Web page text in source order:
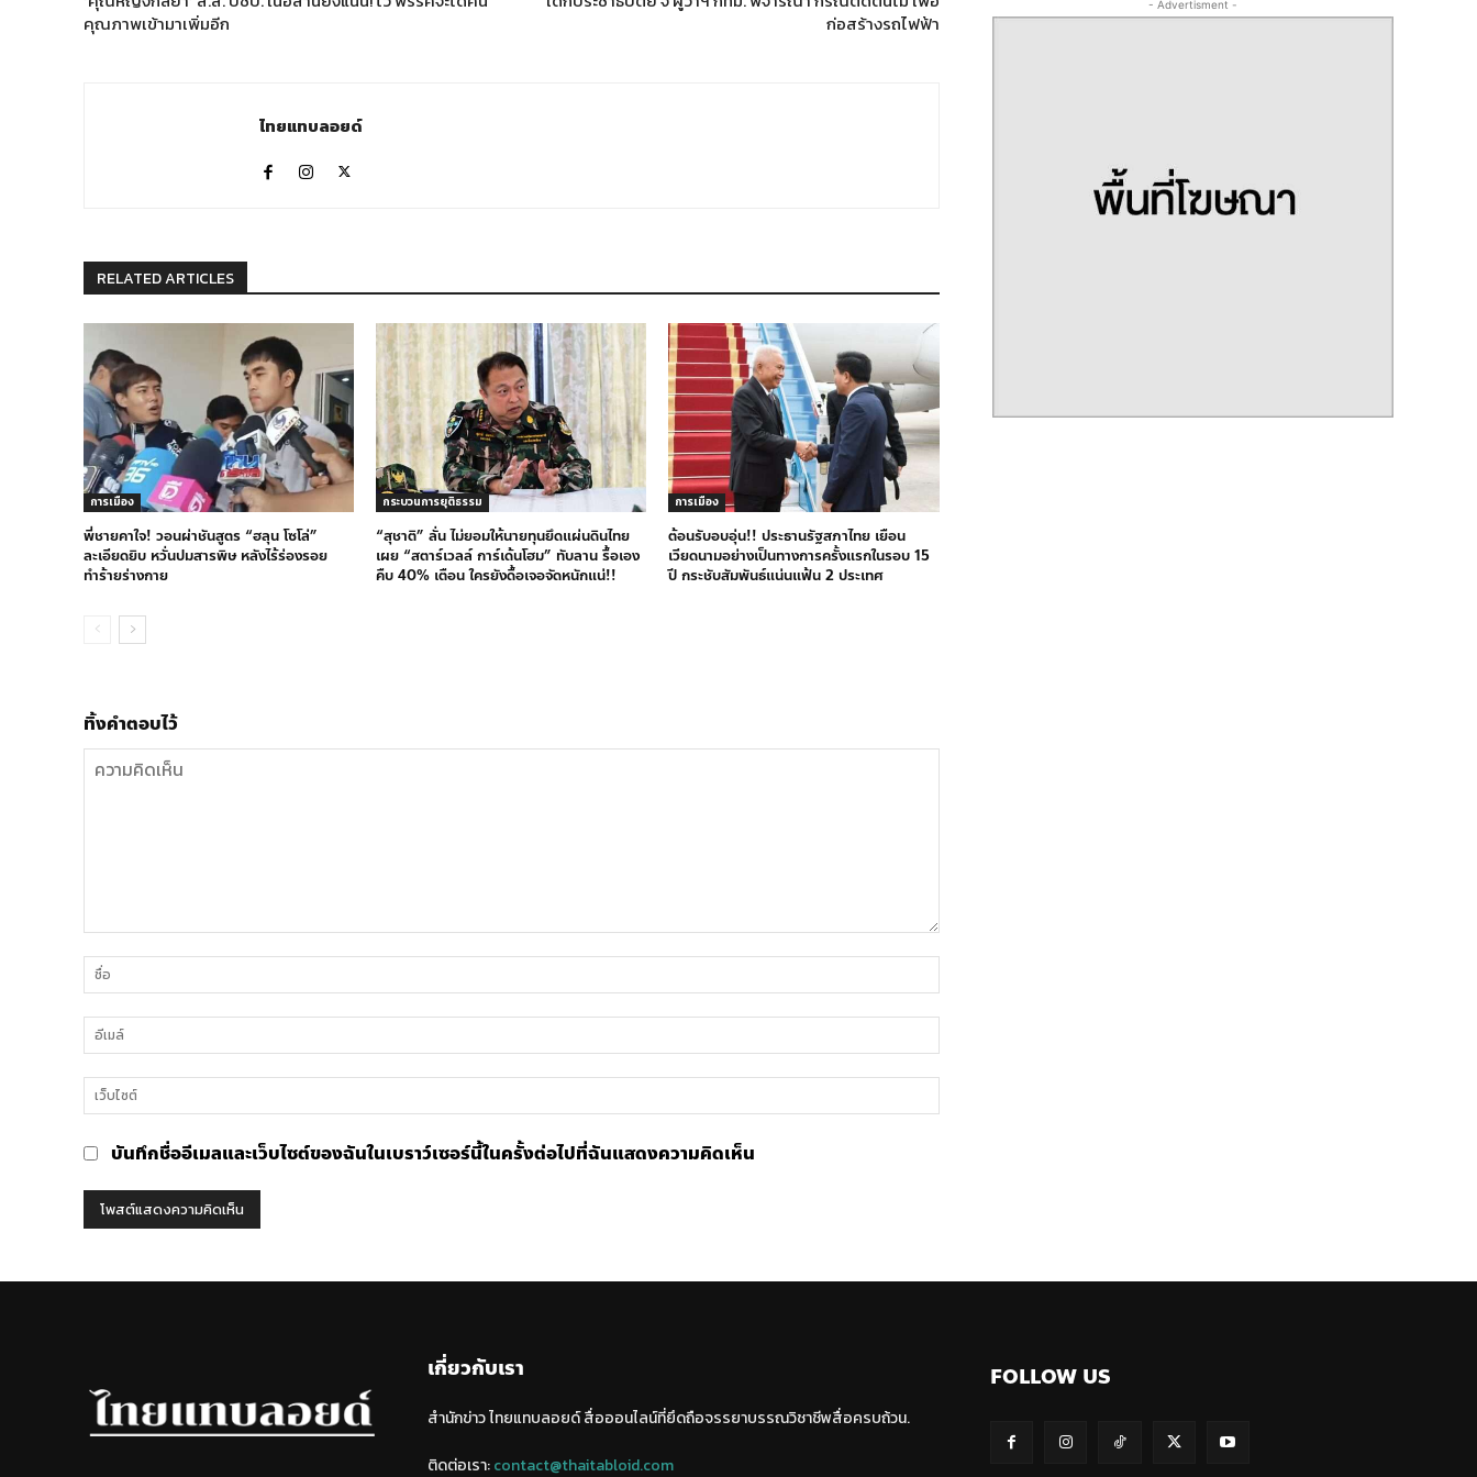
คุณภาพเข้ามาเพิ่มอีก
ก่อสร้างรถไฟฟ้า
ไทยแทบลอยด์
RELATED ARTICLES
การเมือง
พี่ชายคาใจ! วอนผ่าชันสูตร “ฮลุน โซโล่”
ละเอียดยิบ หวั่นปมสารพิษ หลังไร้ร่องรอย
ทำร้ายร่างกาย
กระบวนการยุติธรรม
“สุชาติ” ลั่น ไม่ยอมให้นายทุนยึดแผ่นดินไทย
เผย “สตาร์เวลล์ การ์เด้นโฮม” ทับลาน รื้อเอง
คืบ 40% เตือน ใครยังดื้อเจอจัดหนักแน่!!
การเมือง
ต้อนรับอบอุ่น!! ประธานรัฐสภาไทย เยือน
เวียดนามอย่างเป็นทางการครั้งแรกในรอบ 15
ปี กระชับสัมพันธ์แน่นแฟ้น 2 ประเทศ
ทิ้งคำตอบไว้
คิด
เห็น
บันทึกชื่ออีเมลและเว็บไซต์ของฉันในเบราว์เซอร์นี้ในครั้งต่อไปที่ฉันแสดงความคิดเห็น
- Advertisment -
เกี่ยวกับเรา
สำนักข่าว ไทยแทบลอยด์ สื่อออนไลน์ที่ยึดถือจรรยาบรรณวิชาชีพสื่อครบถ้วน.
ติดต่อเรา:contact@thaitabloid.com
FOLLOW US